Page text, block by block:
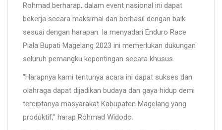
Rohmad berharap, dalam event nasional ini dapat
bekerja secara maksimal dan berhasil dengan baik
sesuai dengan harapan. Ia menyadari Enduro Race
Piala Bupati Magelang 2023 ini memerlukan dukungan
seluruh pemangku kepentingan secara khusus.
"Harapnya kami tentunya acara ini dapat sukses dan
olahraga dapat dijadikan budaya dan gaya hidup demi
terciptanya masyarakat Kabupaten Magelang yang
produktif," harap Rohmad Widodo.